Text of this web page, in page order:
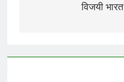
navigationविजयी भारत